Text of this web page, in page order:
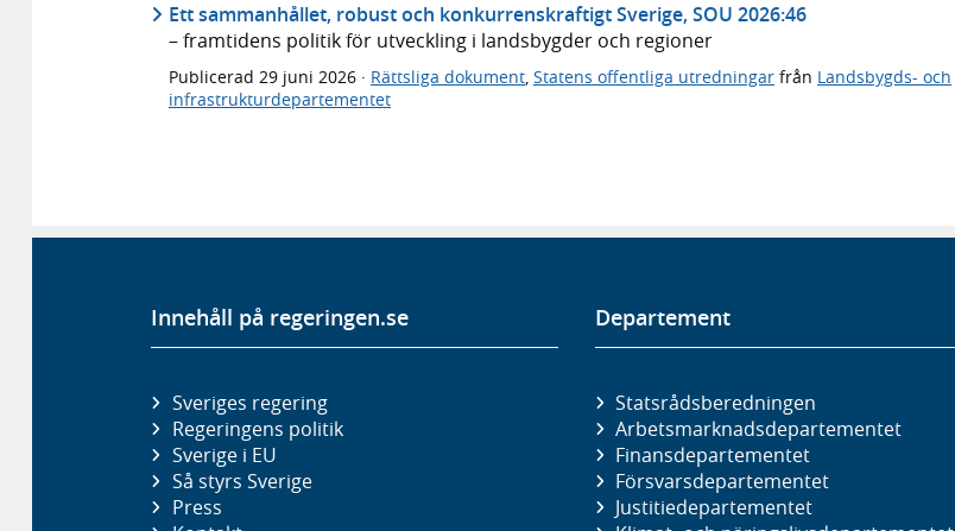
Ett sammanhållet, robust och konkurrenskraftigt Sverige, SOU 2026:46
– framtidens politik för utveckling i landsbygder och regioner
Publicerad 29 juni 2026 · Rättsliga dokument, Statens offentliga utredningar från Landsbygds- och
infrastrukturdepartementet
Innehåll på regeringen.se
Sveriges regering
Regeringens politik
Sverige i EU
Så styrs Sverige
Press
Departement
Statsrådsberedningen
Arbetsmarknads­departementet
Finans­departementet
Försvars­departementet
Justitie­departementet